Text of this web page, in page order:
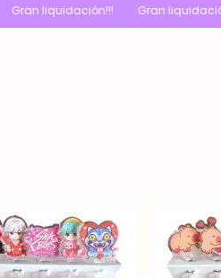
Gran liquidación!!!